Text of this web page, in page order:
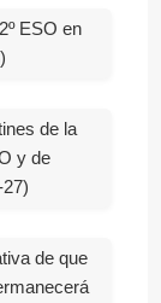
ESO en
de la
y de
de que